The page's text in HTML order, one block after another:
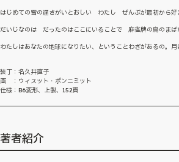
はじめての雪の遅さがいとおしい わたし ぜんぶが最初から好
だいじなのは だったのはここにいることで 麻雀牌の鳥のまば
わたしはあなたの地球になりたい、ということわざがあるの。月
装丁：名久井直子
画 ：ウィスット・ポンニミット
仕様：B6変形、上製、152頁
著者紹介